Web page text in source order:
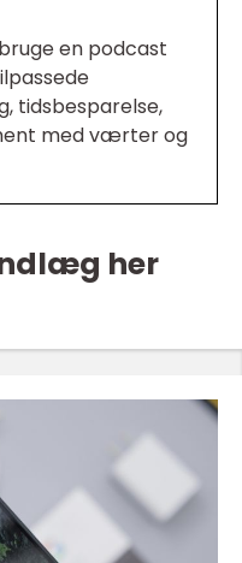
en podcast
tidsbesparelse,
med værter og
her